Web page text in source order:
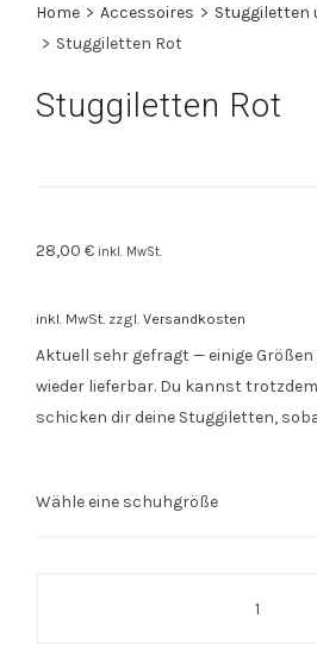
Home > Accessoires > Stuggiletten
> Stuggiletten Rot
Stuggiletten Rot
28,00 € inkl. MwSt.
inkl. MwSt. zzgl. Versandkosten
Aktuell sehr gefragt — einige Größen
wieder lieferbar. Du kannst
schicken dir deine Stuggiletten,